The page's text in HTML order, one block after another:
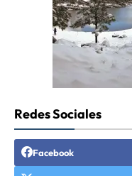
Redes Sociales
Facebook